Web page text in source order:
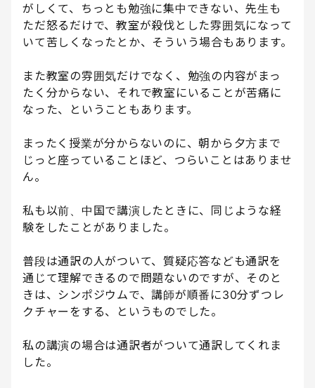
がしくて、ちっとも勉強に集中できない、先生も
ただ怒るだけで、教室が殺伐とした雰囲気になって
いて苦しくなったとか、そういう場合もあります。
また教室の雰囲気だけでなく、勉強の内容がまっ
たく分からない、それで教室にいることが苦痛に
なった、ということもあります。
まったく授業が分からないのに、朝から夕方まで
じっと座っていることほど、つらいことはありませ
ん。
私も以前、中国で講演したときに、同じような経
験をしたことがありました。
普段は通訳の人がついて、質疑応答なども通訳を
通じて理解できるので問題ないのですが、そのと
きは、シンポジウムで、講師が順番に30分ずつレ
クチャーをする、というものでした。
私の講演の場合は通訳者がついて通訳してくれま
した。